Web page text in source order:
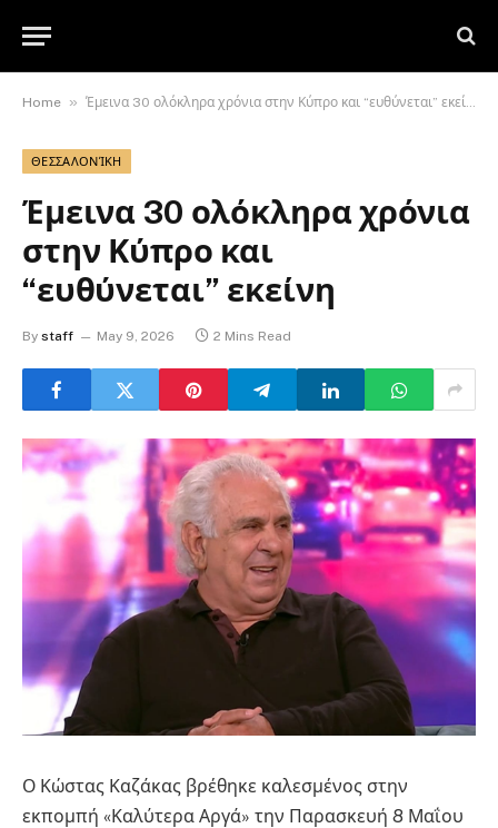
Home » Έμεινα 30 ολόκληρα χρόνια στην Κύπρο και “ευθύνεται” εκείνη
ΘΕΣΣΑΛΟΝΊΚΗ
Έμεινα 30 ολόκληρα χρόνια
στην Κύπρο και
“ευθύνεται” εκείνη
By staff May 9, 2026 2 Mins Read
Ο Κώστας Καζάκας βρέθηκε καλεσμένος στην
εκπομπή «Καλύτερα Αργά» την Παρασκευή 8 Μαΐου